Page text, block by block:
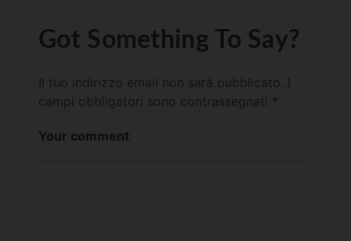
Got Something To Say?
Il tuo indirizzo email non sarà pubblicato.
campi obbligatori sono contrassegnati *
Your comment